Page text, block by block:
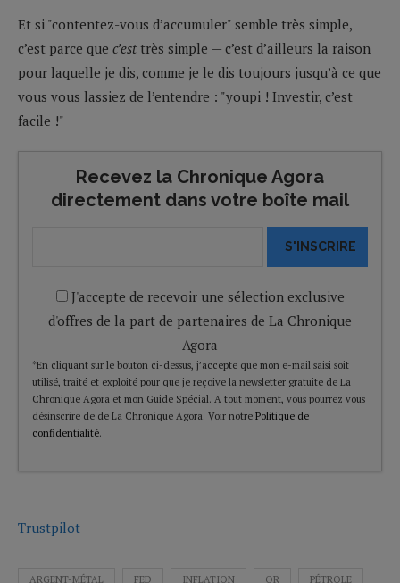
Et si "contentez-vous d’accumuler" semble très simple,
c’est parce que c’est très simple — c’est d’ailleurs la raison
pour laquelle je dis, comme je le dis toujours jusqu’à ce que
vous vous lassiez de l’entendre : "youpi ! Investir, c’est
facile !"
Recevez la Chronique Agora
directement dans votre boîte mail
S'INSCRIRE
J'accepte de recevoir une sélection exclusive
d'offres de la part de partenaires de La Chronique
Agora
*En cliquant sur le bouton ci-dessus, j’accepte que mon e-mail saisi soit
utilisé, traité et exploité pour que je reçoive la newsletter gratuite de La
Chronique Agora et mon Guide Spécial. A tout moment, vous pourrez vous
désinscrire de de La Chronique Agora. Voir notre Politique de
confidentialité.
Trustpilot
ARGENT-MÉTAL FED INFLATION OR PÉTROLE